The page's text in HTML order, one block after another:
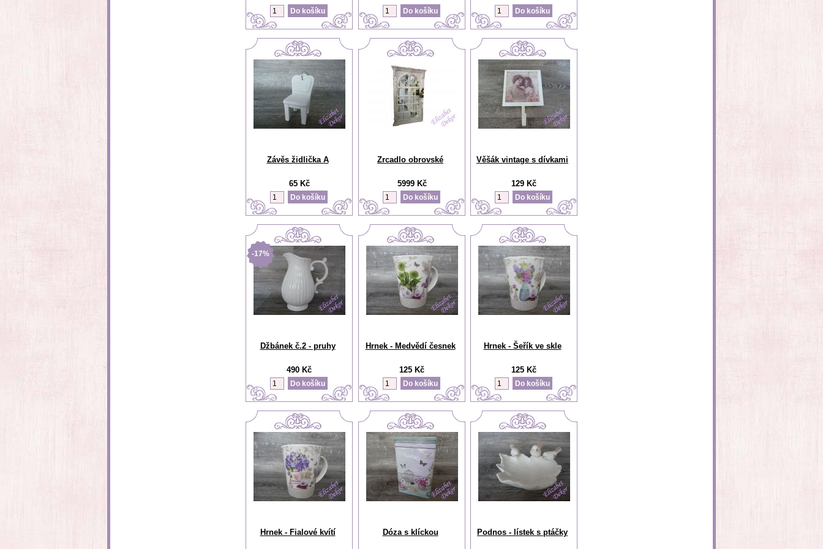
Závěs židlička A
65 Kč
Zrcadlo obrovské
5999 Kč
Věšák vintage s dívkami
129 Kč
-17%
Džbánek č.2 - pruhy
490 Kč
Hrnek - Medvědí česnek
125 Kč
Hrnek - Šeřík ve skle
125 Kč
Hrnek - Fialové kvítí Dóza s klíckou Podnos - lístek s ptáčky